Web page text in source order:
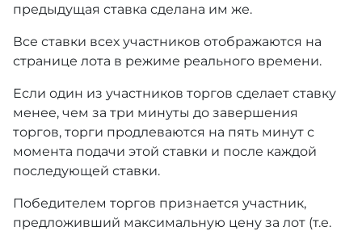
предыдущая ставка сделана им же.
Все ставки всех участников отображаются на
странице лота в режиме реального времени.
Если один из участников торгов сделает ставку
менее, чем за три минуты до завершения
торгов, торги продлеваются на пять минут с
момента подачи этой ставки и после каждой
последующей ставки.
Победителем торгов признается участник,
предложивший максимальную цену за лот (т.е.